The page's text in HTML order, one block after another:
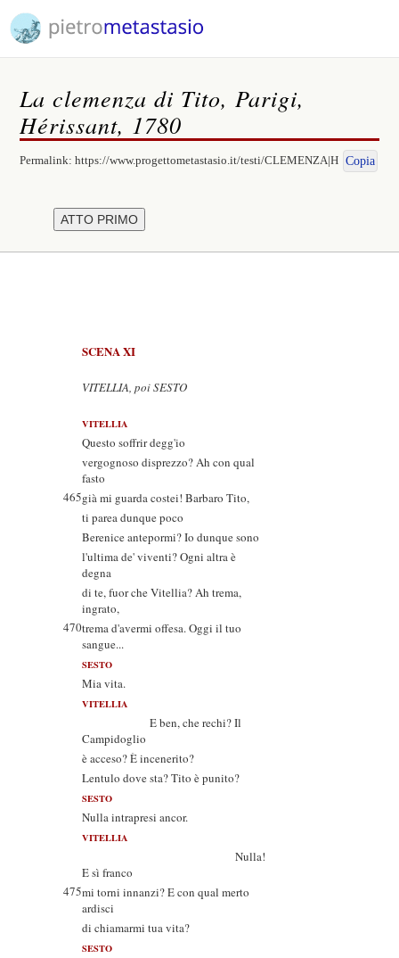
La clemenza di Tito, Parigi,
Hérissant, 1780
Permalink:https://www.progettometastasio.it/testi/CLEMENZA|H Copia
SCENA XI
VITELLIA, poi SESTO
VITELLIA
Questo soffrir degg'io
vergognoso disprezzo? Ah con qual
fasto
465già mi guarda costei! Barbaro Tito,
ti parea dunque poco
Berenice antepormi? Io dunque sono
l'ultima de' viventi? Ogni altra è
degna
di te, fuor che Vitellia? Ah trema,
ingrato,
470trema d'avermi offesa. Oggi il tuo
sangue...
SESTO
Mia vita.
VITELLIA
E ben, che rechi? Il
Campidoglio
è acceso? È incenerito?
Lentulo dove sta? Tito è punito?
SESTO
Nulla intrapresi ancor.
VITELLIA
Nulla!
E sì franco
475mi torni innanzi? E con qual merto
ardisci
di chiamarmi tua vita?
SESTO